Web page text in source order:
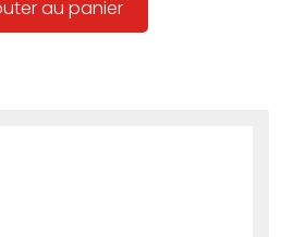
au panier